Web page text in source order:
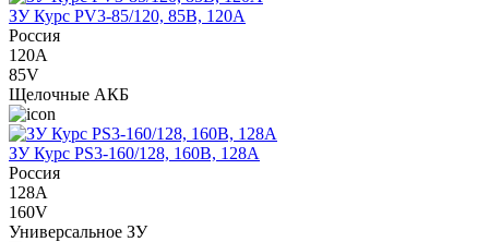
ЗУ Курс PV3-85/120, 85В, 120А
Россия
120A
85V
Щелочные АКБ
ЗУ Курс PS3-160/128, 160В, 128А
Россия
128A
160V
Универсальное ЗУ